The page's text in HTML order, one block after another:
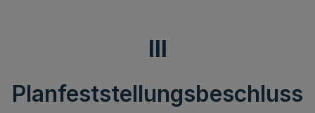
III
Planfeststellungsbeschluss